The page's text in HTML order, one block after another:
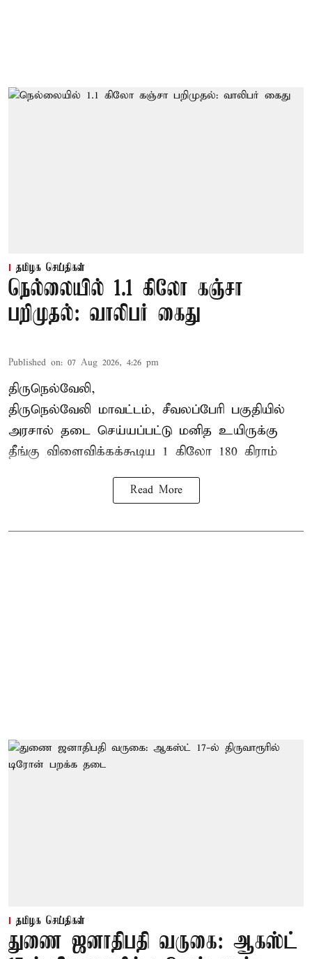
தமிழக செய்திகள்
நெல்லையில் 1.1 கிலோ கஞ்சா
பறிமுதல்: வாலிபர் கைது
Published on: 07 Aug 2026, 4:26 pm
திருநெல்வேலி,
திருநெல்வேலி மாவட்டம், சீவலப்பேரி பகுதியில்
அரசால் தடை செய்யப்பட்டு மனித உயிருக்கு
தீங்கு விளைவிக்கக்கூடிய 1 கிலோ 180 கிராம்
Read More
தமிழக செய்திகள்
துணை ஜனாதிபதி வருகை: ஆகஸ்ட்